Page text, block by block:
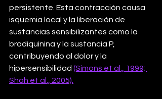
persistente. Esta contracción causa
isquemia local y la liberación de
sustancias sensibilizantes como la
bradiquinina y la sustancia P,
contribuyendo al dolor y la
hipersensibilidad (Simons et al., 1999;
Shah et al., 2005).